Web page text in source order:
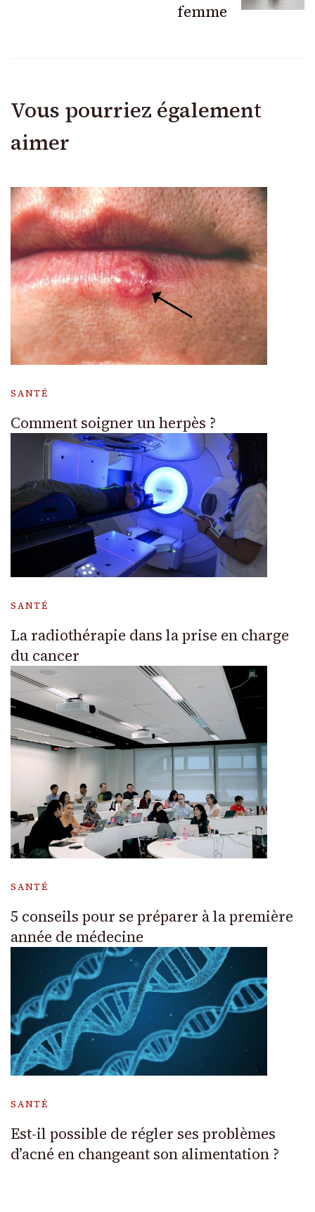
femme
Vous pourriez également
aimer
SANTÉ
Comment soigner un herpès ?
SANTÉ
La radiothérapie dans la prise en charge
du cancer
SANTÉ
5 conseils pour se préparer à la première
année de médecine
SANTÉ
Est-il possible de régler ses problèmes
d’acné en changeant son alimentation ?